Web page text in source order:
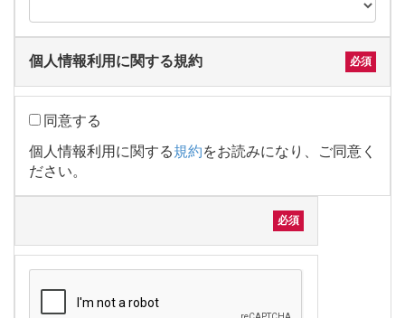
個人情報利用に関する規約
同意する
個人情報利用に関する規約をお読みになり、ご同意く
ださい。